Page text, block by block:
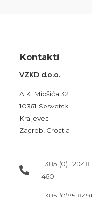
Kontakti
VZKD d.o.o.
A.K. Miošića 32
10361 Sesvetski
Kraljevec
Zagreb, Croatia
+385 (0)1 2048
460